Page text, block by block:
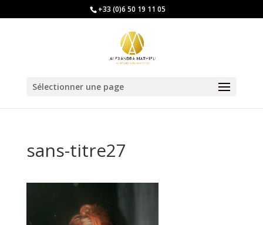
+33 (0)6 50 19 11 05
Sélectionner une page
sans-titre27